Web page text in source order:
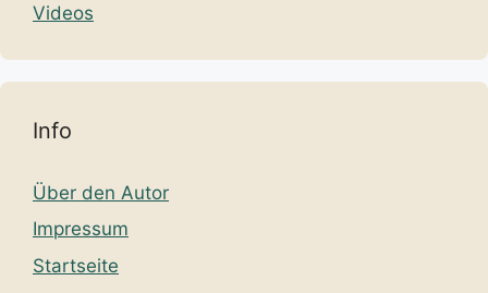
Videos
Info
Über den Autor
Impressum
Startseite